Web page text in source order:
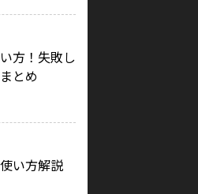
方！失敗し
とめ
い方解説